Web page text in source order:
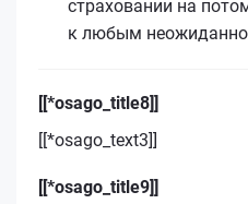
страховании на
к любым
[[*osago_title8]]
[[*osago_text3]]
[[*osago_title9]]